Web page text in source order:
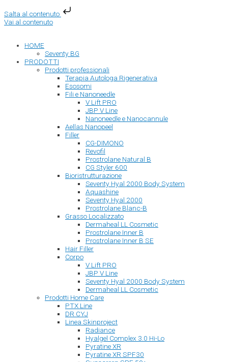
Salta al contenuto
Vai al contenuto
HOME
Seventy BG
PRODOTTI
Prodotti professionali
Terapia Autologa Rigenerativa
Esosomi
Fili e Nanoneedle
V Lift PRO
JBP V Line
Nanoneedle e Nanocannule
Aellas Nanopeel
Filler
CG-DIMONO
Revofil
Prostrolane Natural B
CG Styler 600
Bioristrutturazione
Seventy Hyal 2000 Body System
Aquashine
Seventy Hyal 2000
Prostrolane Blanc-B
Grasso Localizzato
Dermaheal LL Cosmetic
Prostrolane Inner B
Prostrolane Inner B SE
Hair Filler
Corpo
V Lift PRO
JBP V Line
Seventy Hyal 2000 Body System
Dermaheal LL Cosmetic
Prodotti Home Care
PTX Line
DR CYJ
Linea Skinproject
Radiance
Hyalgel Complex 3.0 Hi-Lo
Pyratine XR
Pyratine XR SPF30